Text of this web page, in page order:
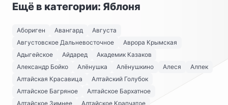
Ещё в категории: Яблоня
Абориген Авангард
Августа
Августовское Дальневосточное
Аврора Крымская
Адыгейское
Айдаред
Академик Казаков
Александр Бойко
Алёнушка Алёнушкино Алеся
Алпек
Алтайская Красавица
Алтайский Голубок
Алтайское Багряное
Алтайское Бархатное
Алтайское Зимнее
Алтайское Крапчатое